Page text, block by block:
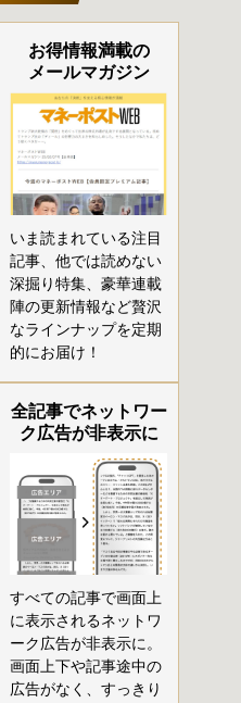
お得情報満載の
メールマガジン
いま読まれている注目
記事、他では読めない
深掘り特集、豪華連載
陣の更新情報など贅沢
なラインナップを定期
的にお届け！
全記事でネットワー
ク広告が非表示に
すべての記事で画面上
に表示されるネットワ
ーク広告が非表示に。
画面上下や記事途中の
広告がなく、すっきり